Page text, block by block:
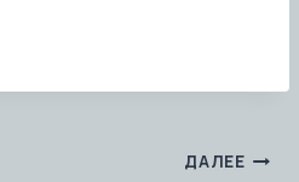
ДАЛЕЕ